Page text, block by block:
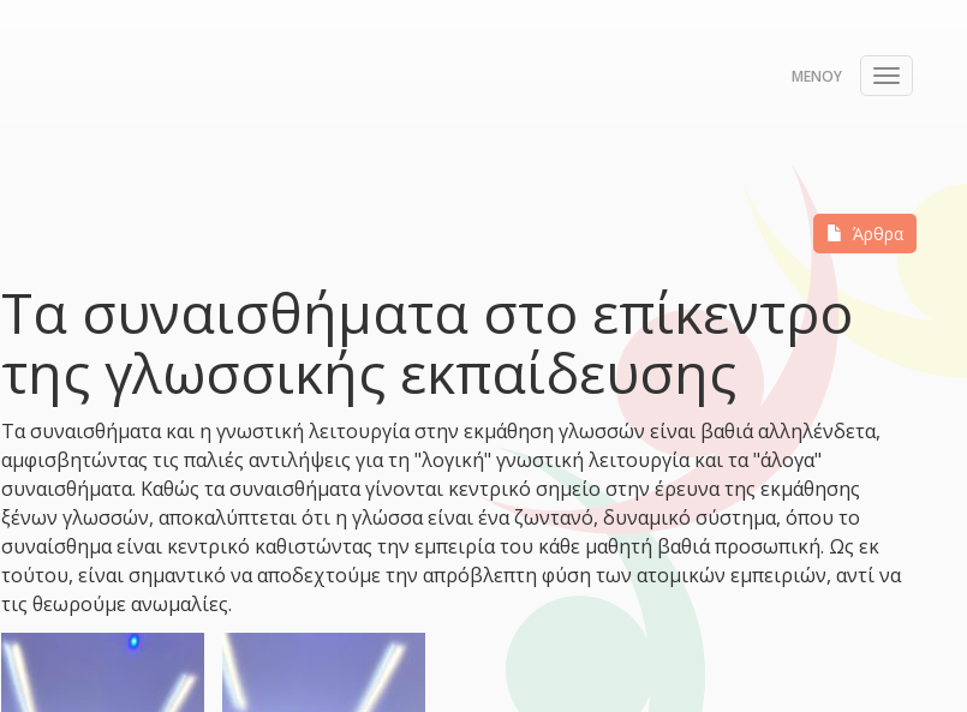
Toggle
Άρθρα
Τα συναισθήματα στο επίκεντρο
της γλωσσικής εκπαίδευσης
Τα συναισθήματα και η γνωστική λειτουργία στην εκμάθηση γλωσσών είναι βαθιά αλληλένδετα,
αμφισβητώντας τις παλιές αντιλήψεις για τη "λογική" γνωστική λειτουργία και τα "άλογα"
συναισθήματα. Καθώς τα συναισθήματα γίνονται κεντρικό σημείο στην έρευνα της εκμάθησης
ξένων γλωσσών, αποκαλύπτεται ότι η γλώσσα είναι ένα ζωντανό, δυναμικό σύστημα, όπου το
συναίσθημα είναι κεντρικό καθιστώντας την εμπειρία του κάθε μαθητή βαθιά προσωπική. Ως εκ
τούτου, είναι σημαντικό να αποδεχτούμε την απρόβλεπτη φύση των ατομικών εμπειριών, αντί να
τις θεωρούμε ανωμαλίες.